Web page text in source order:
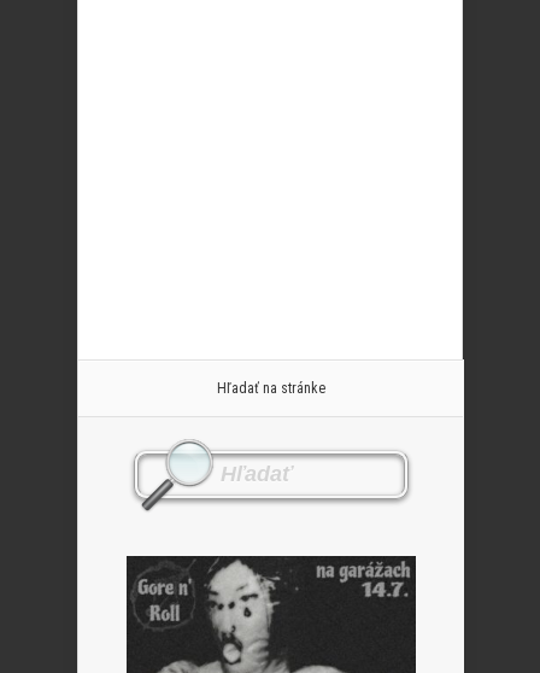
Hľadať na stránke